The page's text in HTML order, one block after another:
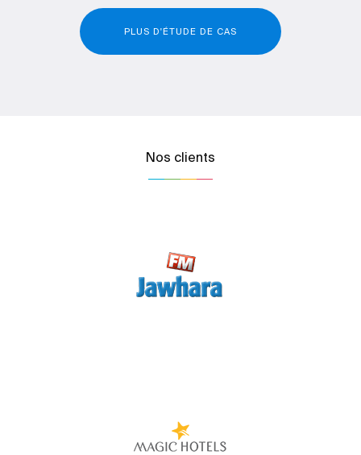
PLUS D'ÉTUDE DE CAS
Nos clients